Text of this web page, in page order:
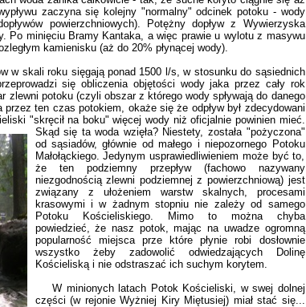
zaczyna się kolejny "normalny" odcinek potoku - wody
powierzchniowych). Potężny dopływ z Wywierzyska
Po minięciu Bramy Kantaka, a więc prawie u wylotu z masywu
kamienisku (aż do 20% płynącej wody).
w skali roku sięgają ponad 1500 l/s, w stosunku do sąsiednich
się obliczenia objętości wody jaka przez cały rok
potoku (czyli obszar z którego wody spływają do danego
ten czas potokiem, okaże się że odpływ był zdecydowani
"skręcił na boku" więcej wody niż oficjalnie powinien mieć.
Skąd się ta woda wzięła? Niestety, została "pożyczona"
od sąsiadów, głównie od małego i niepozornego Potoku
Małołąckiego. Jedynym usprawiedliwieniem może być to,
że ten podziemny przepływ (fachowo nazywany
niezgodnością zlewni podziemnej z powierzchniową) jest
związany z ułożeniem warstw skalnych, procesami
krasowymi i w żadnym stopniu nie zależy od samego
Potoku Kościeliskiego. Mimo to można chyba
powiedzieć, że nasz potok, mając na uwadze ogromną
popularność miejsca prze które płynie robi dosłownie
wszystko żeby zadowolić odwiedzających Dolinę
Kościeliską i nie odstraszać ich suchym korytem.
W minionych latach Potok Kościeliski, w swej dolnej
części (w rejonie Wyżniej Kiry Miętusiej) miał stać się...